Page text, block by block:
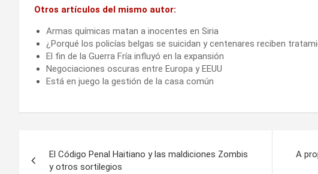
Otros artículos del mismo autor:
Armas químicas matan a inocentes en Siria
¿Porqué los policías belgas se suicidan y centenares reciben
El fin de la Guerra Fría influyó en la expansión
Negociaciones oscuras entre Europa y EEUU
Está en juego la gestión de la casa común
de
El Código Penal Haitiano y las maldiciones Zombis
y otros sortilegios
A